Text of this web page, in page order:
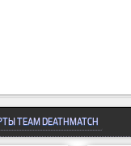
TEAM DEATHMATCH